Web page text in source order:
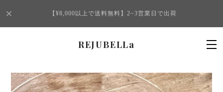
【¥8,000以上で送料無料】2~3営業日で出荷
REJUBELLa